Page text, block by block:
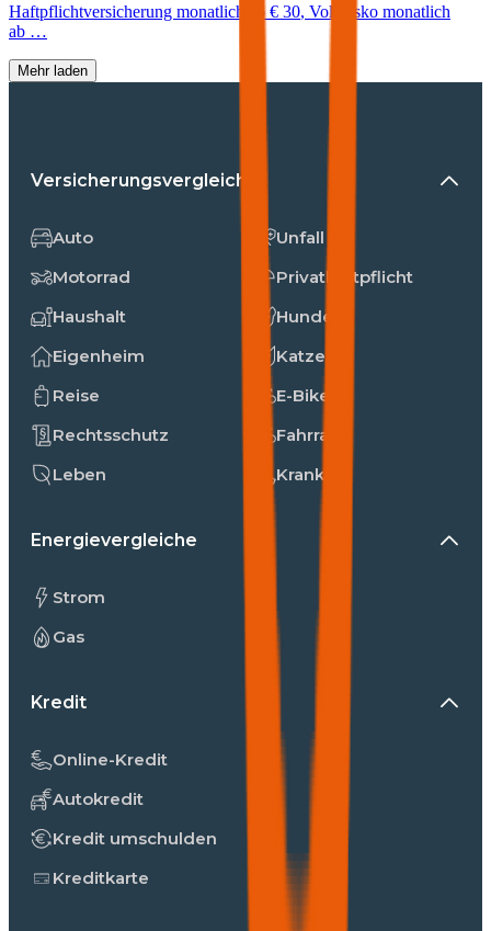
Haftpflichtversicherung monatlich ab€ 30, Vollkasko monatlich
ab …
Mehr laden
Versicherungsvergleiche
Auto
Motorrad
Haushalt
Eigenheim
Reise
Rechtsschutz
Leben
Unfall
Privathaftpflicht
Hunde
Katzen
E-Bike
Fahrrad
Kranken
Energievergleiche
Strom
Gas
Kredit
Online-Kredit
Autokredit
Kredit umschulden
Kreditkarte